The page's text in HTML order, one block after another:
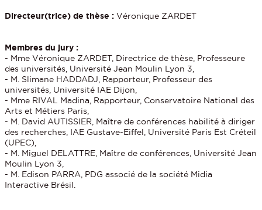
Directeur(trice) de thèse : Véronique ZARDET
Membres du jury :
- Mme Véronique ZARDET, Directrice de thèse, Professeure
des universités, Université Jean Moulin Lyon 3,
- M. Slimane HADDADJ, Rapporteur, Professeur des
universités, Université IAE Dijon,
- Mme RIVAL Madina, Rapporteur, Conservatoire National des
Arts et Métiers Paris,
- M. David AUTISSIER, Maître de conférences habilité à diriger
des recherches, IAE Gustave-Eiffel, Université Paris Est Créteil
(UPEC),
- M. Miguel DELATTRE, Maître de conférences, Université Jean
Moulin Lyon 3,
- M. Edison PARRA, PDG associé de la société Midia
Interactive Brésil.